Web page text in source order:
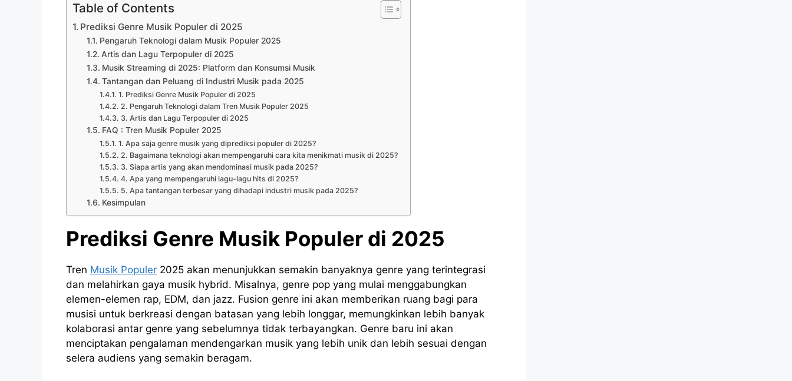
Table of Contents
Prediksi Genre Musik Populer di 2025
Pengaruh Teknologi dalam Musik Populer 2025
Artis dan Lagu Terpopuler di 2025
Musik Streaming di 2025: Platform dan Konsumsi Musik
Tantangan dan Peluang di Industri Musik pada 2025
1. Prediksi Genre Musik Populer di 2025
2. Pengaruh Teknologi dalam Tren Musik Populer 2025
3. Artis dan Lagu Terpopuler di 2025
FAQ : Tren Musik Populer 2025
1. Apa saja genre musik yang diprediksi populer di 2025?
2. Bagaimana teknologi akan mempengaruhi cara kita menikmati musik di 2025?
3. Siapa artis yang akan mendominasi musik pada 2025?
4. Apa yang mempengaruhi lagu-lagu hits di 2025?
5. Apa tantangan terbesar yang dihadapi industri musik pada 2025?
Kesimpulan
Prediksi Genre Musik Populer di 2025
Tren Musik Populer 2025 akan menunjukkan semakin banyaknya genre yang terintegrasi
dan melahirkan gaya musik hybrid. Misalnya, genre pop yang mulai menggabungkan
elemen-elemen rap, EDM, dan jazz. Fusion genre ini akan memberikan ruang bagi para
musisi untuk berkreasi dengan batasan yang lebih longgar, memungkinkan lebih banyak
kolaborasi antar genre yang sebelumnya tidak terbayangkan. Genre baru ini akan
menciptakan pengalaman mendengarkan musik yang lebih unik dan lebih sesuai dengan
selera audiens yang semakin beragam.